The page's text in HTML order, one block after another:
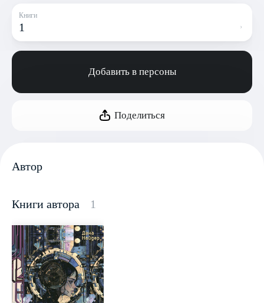
Книги
1
Добавить в персоны
Поделиться
Автор
Книги автора 1